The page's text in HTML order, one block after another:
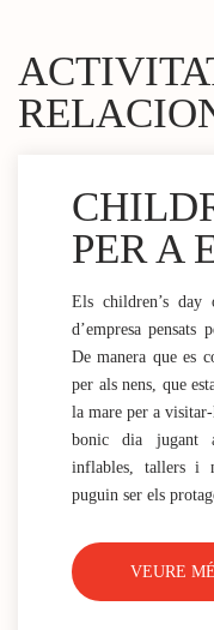
PER A
Els children’s day
d’empresa
De manera que es
per als nens, que
la mare per a
bonic dia jugant
inflables, tallers i
puguin ser els
VEURE